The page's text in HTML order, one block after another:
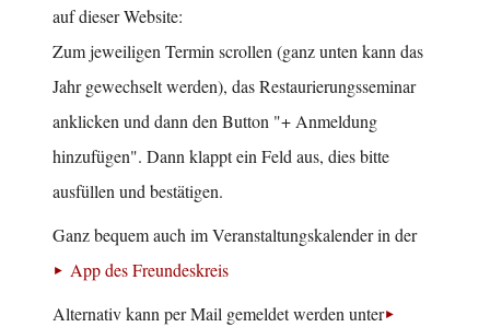
auf dieser Website:
Zum jeweiligen Termin scrollen (ganz unten kann das
Jahr gewechselt werden), das Restaurierungsseminar
anklicken und dann den Button "+ Anmeldung
hinzufügen". Dann klappt ein Feld aus, dies bitte
ausfüllen und bestätigen.
Ganz bequem auch im Veranstaltungskalender in der
App des Freundeskreis
Alternativ kann per Mail gemeldet werden unter